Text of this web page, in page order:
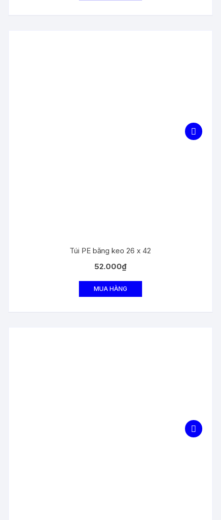
Túi PE băng keo 26 x 42
52.000₫
MUA HÀNG